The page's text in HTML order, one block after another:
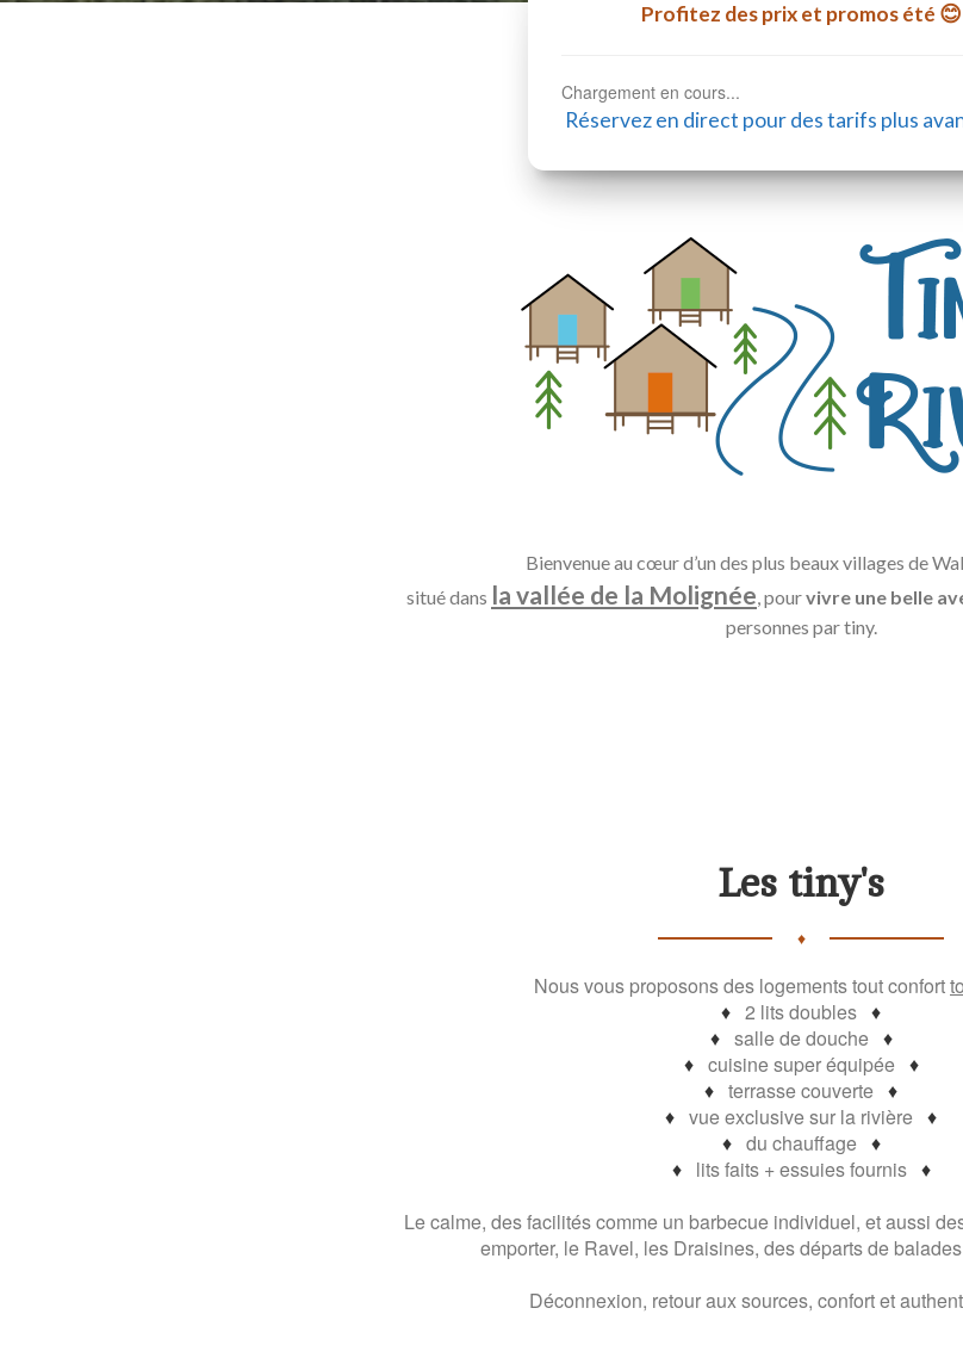
Profitez des prix et promos été 😊
Chargement en cours...
Réservez en direct pour des tarifs plus
Bienvenue au cœur d’un des plus beaux villages de
situé dans la vallée de la Molignée, pourvivre une belle
personnes par tiny.
Les tiny's
♦
Nous vous proposons des logements tout confort
♦ 2 lits doubles ♦
♦salle de douche ♦
♦cuisine super équipée ♦
♦ terrasse couverte ♦
♦ vue exclusive sur la rivière ♦
♦du chauffage ♦
♦lits faits + essuies fournis ♦
Le calme, des facilités comme un barbecue individuel, et aussi
emporter, le Ravel, les Draisines, des départs de
Déconnexion, retour aux sources, confort et